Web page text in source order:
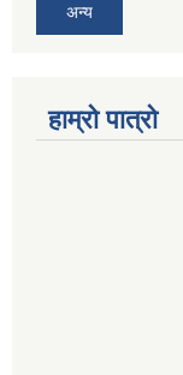
अन्य
हाम्रो पात्रो